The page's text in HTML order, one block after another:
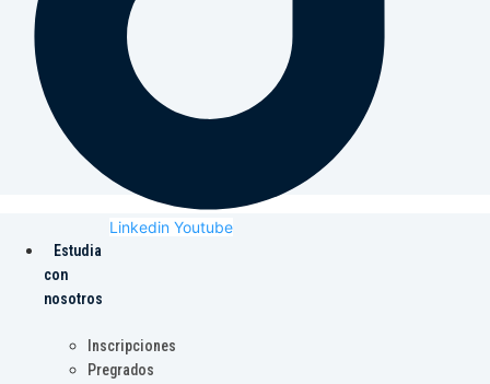
Linkedin Youtube
Estudia
con
nosotros
Inscripciones
Pregrados